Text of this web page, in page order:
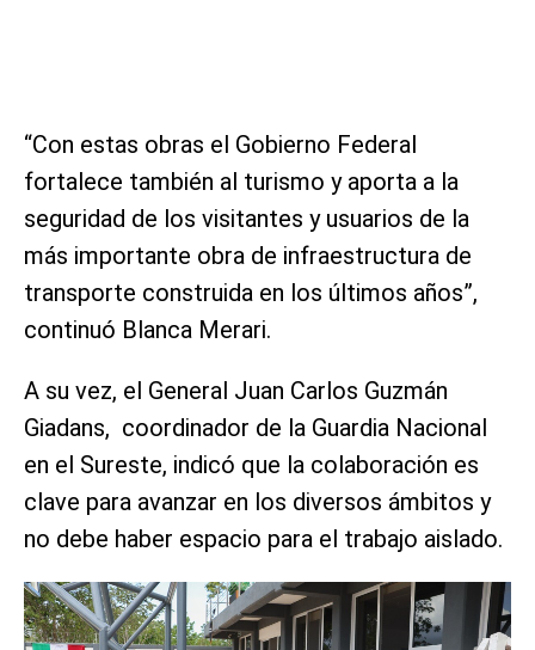
“Con estas obras el Gobierno Federal
fortalece también al turismo y aporta a la
seguridad de los visitantes y usuarios de la
más importante obra de infraestructura de
transporte construida en los últimos años”,
continuó Blanca Merari.
A su vez, el General Juan Carlos Guzmán
Giadans, coordinador de la Guardia Nacional
en el Sureste, indicó que la colaboración es
clave para avanzar en los diversos ámbitos y
no debe haber espacio para el trabajo aislado.